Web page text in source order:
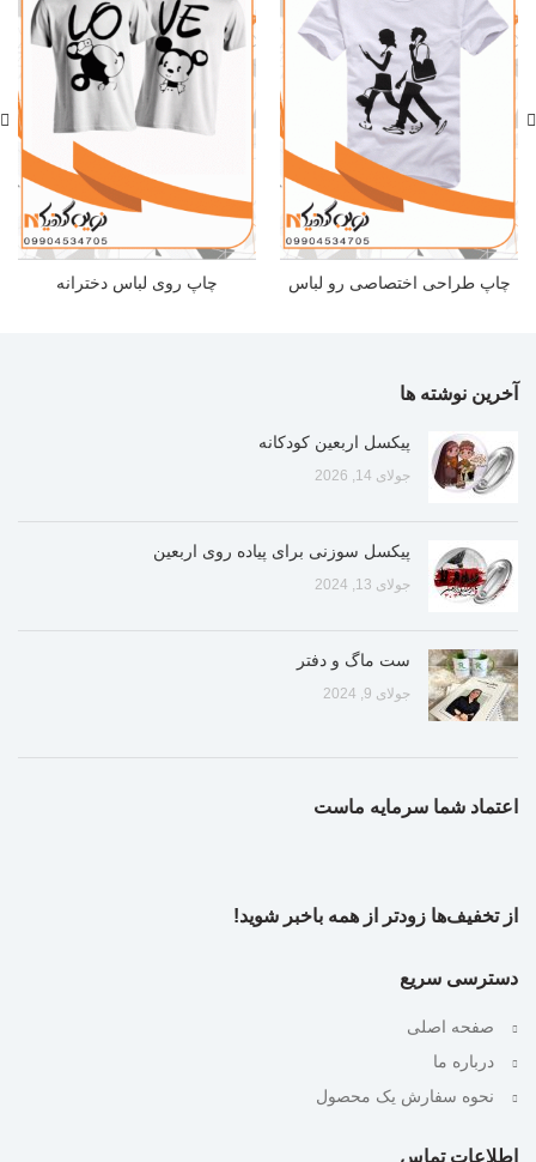
چاپ طراحی اختصاصی رو لباس چاپ روی لباس دخترانه
آخرین نوشته ها
پیکسل اربعین کودکانه
جولای 14, 2026
پیکسل سوزنی برای پیاده روی اربعین
جولای 13, 2024
ست ماگ و دفتر
جولای 9, 2024
اعتماد شما سرمایه ماست
از تخفیف‌ها زودتر از همه باخبر شوید!
دسترسی سریع
صفحه اصلی
درباره ما
نحوه سفارش یک محصول
اطلاعات تماس